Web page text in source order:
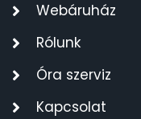
Webáruház
Rólunk
Óra szerviz
Kapcsolat